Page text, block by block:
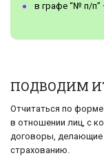
в графе “№ п/п”
ПОДВОДИМ
Отчитаться по
в отношении лиц, с
договоры, делающие
страхованию.